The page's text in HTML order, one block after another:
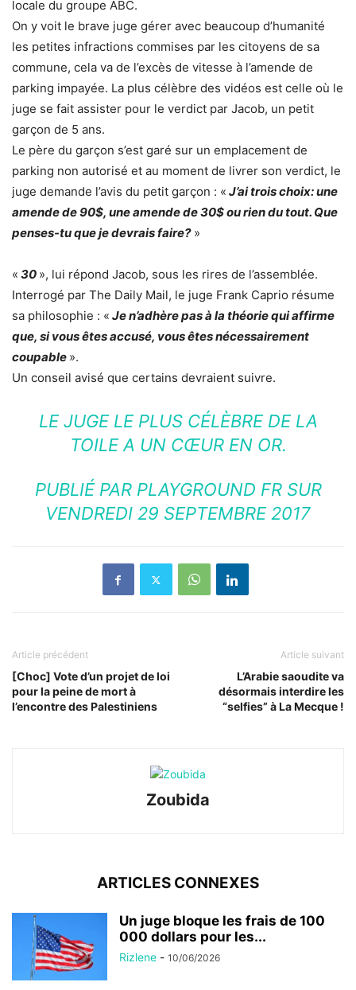
locale du groupe ABC.
On y voit le brave juge gérer avec beaucoup d’humanité
les petites infractions commises par les citoyens de sa
commune, cela va de l’excès de vitesse à l’amende de
parking impayée. La plus célèbre des vidéos est celle où le
juge se fait assister pour le verdict par Jacob, un petit
garçon de 5 ans.
Le père du garçon s’est garé sur un emplacement de
parking non autorisé et au moment de livrer son verdict, le
juge demande l’avis du petit garçon : « J’ai trois choix: une
amende de 90$, une amende de 30$ ou rien du tout. Que
penses-tu que je devrais faire? »
« 30 », lui répond Jacob, sous les rires de l’assemblée.
Interrogé par The Daily Mail, le juge Frank Caprio résume
sa philosophie : « Je n’adhère pas à la théorie qui affirme
que, si vous êtes accusé, vous êtes nécessairement
coupable ».
Un conseil avisé que certains devraient suivre.
LE JUGE LE PLUS CÉLÈBRE DE LA
TOILE A UN CŒUR EN OR.
PUBLIÉ PAR PLAYGROUND FRSUR
VENDREDI 29 SEPTEMBRE 2017
Article précédent
[Choc] Vote d’un projet de loi
pour la peine de mort à
l’encontre des Palestiniens
Article suivant
L’Arabie saoudite va
désormais interdire les
“selfies” à La Mecque !
Zoubida
ARTICLES CONNEXES
Un juge bloque les frais de 100
000 dollars pour les...
Rizlene - 10/06/2026